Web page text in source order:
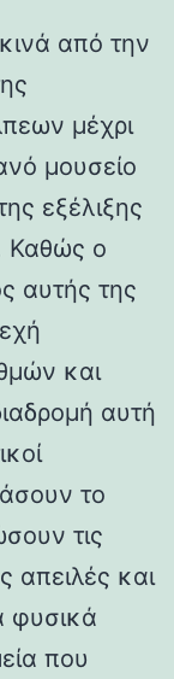
από την
μέχρι
μουσείο
εξέλιξης
Καθώς ο
αυτής της
και
αυτή
το
τις
απειλές και
φυσικά
που